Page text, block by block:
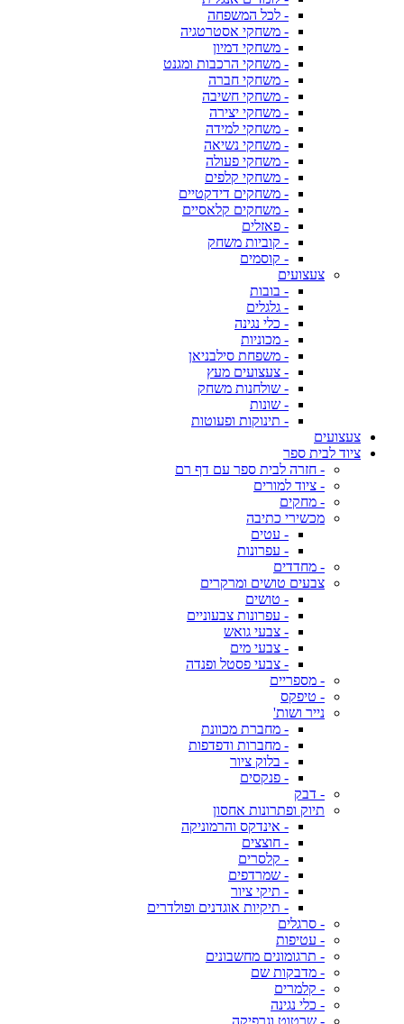
- לכל המשפחה
- משחקי אסטרטגיה
- משחקי דמיון
- משחקי הרכבות ומגנט
- משחקי חברה
- משחקי חשיבה
- משחקי יצירה
- משחקי למידה
- משחקי נשיאה
- משחקי פעולה
- משחקי קלפים
- משחקים דידקטיים
- משחקים קלאסיים
- פאזלים
- קוביות משחק
- קוסמים
צעצועים
- בובות
- גלגלים
- כלי נגינה
- מכוניות
- משפחת סילבניאן
- צעצועים מעץ
- שולחנות משחק
- שונות
- תינוקות ופעוטות
צעצועים
ציוד לבית ספר
- חזרה לבית ספר עם דף רם
- ציוד למורים
- מחקים
מכשירי כתיבה
- עטים
- עפרונות
- מחדדים
צבעים טושים ומרקרים
- טושים
- עפרונות צבעוניים
- צבעי גואש
- צבעי מים
- צבעי פסטל ופנדה
- מספריים
- טיפקס
נייר ושות'
- מחברת מכוונת
- מחברות ודפדפות
- בלוק ציור
- פנקסים
- דבק
תיוק ופתרונות אחסון
- אינדקס והרמוניקה
- חוצצים
- קלסרים
- שמרדפים
- תיקי ציור
- תיקיות אוגדנים ופולדרים
- סרגלים
- עטיפות
- תרגומונים מחשבונים
- מדבקות שם
- קלמרים
- כלי נגינה
- שרטוט וגרפיקה